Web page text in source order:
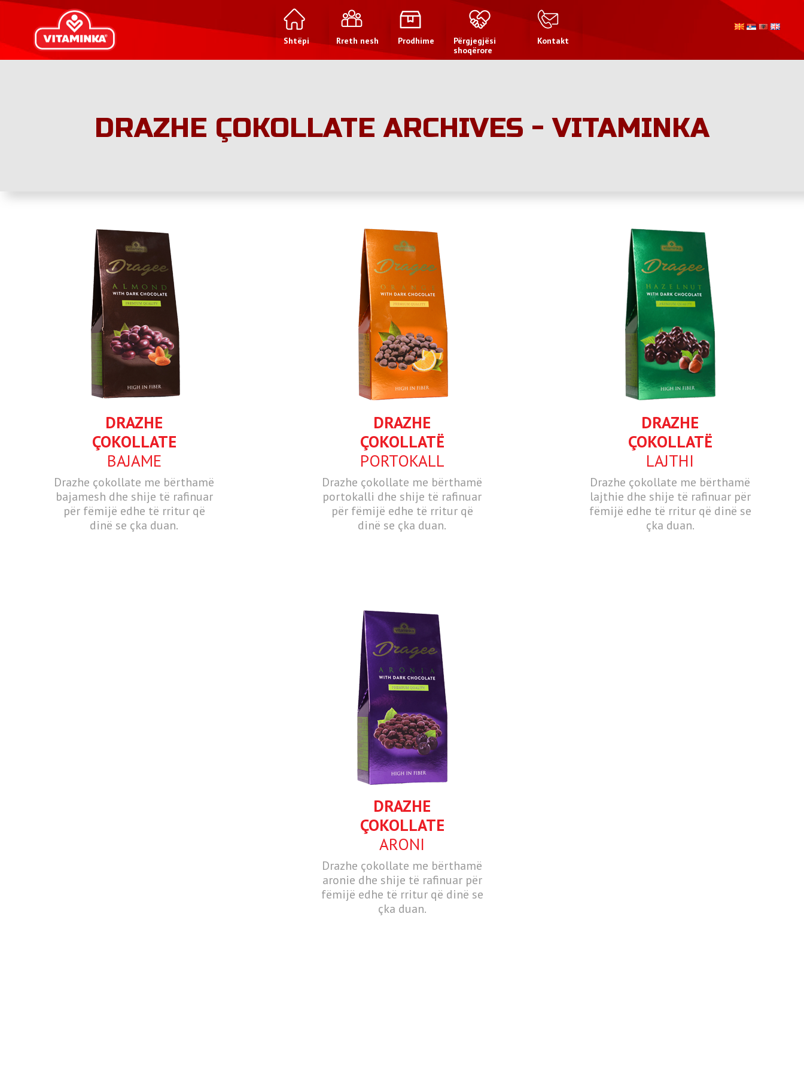
Shtëpi Rreth nesh Prodhime
Përgjegjësi
shoqërore
Kontakt
DRAZHE ÇOKOLLATE ARCHIVES - VITAMINKA
DRAZHE
ÇOKOLLATE
BAJAME
Drazhe çokollate me bërthamë
bajamesh dhe shije të rafinuar
për fëmijë edhe të rritur që
dinë se çka duan.
DRAZHE
ÇOKOLLATË
PORTOKALL
Drazhe çokollate me bërthamë
portokalli dhe shije të rafinuar
për fëmijë edhe të rritur që
dinë se çka duan.
DRAZHE
ÇOKOLLATË
LAJTHI
Drazhe çokollate me bërthamë
lajthie dhe shije të rafinuar për
fëmijë edhe të rritur që dinë se
çka duan.
DRAZHE
ÇOKOLLATE
ARONI
Drazhe çokollate me bërthamë
aronie dhe shije të rafinuar për
fëmijë edhe të rritur që dinë se
çka duan.